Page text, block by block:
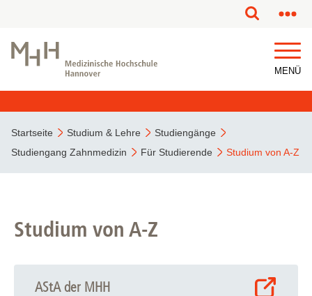
MENÜ
Startseite Studium & Lehre
Studiengänge
Studiengang Zahnmedizin
Für Studierende Studium von A-Z
Studium von A-Z
AStA der MHH